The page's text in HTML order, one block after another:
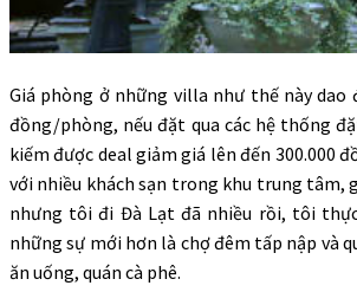
Giá phòng ở những villa như thế này dao
đồng/phòng, nếu đặt qua các hệ thống
kiếm được deal giảm giá lên đến 300.000
với nhiều khách sạn trong khu trung tâm,
nhưng tôi đi Đà Lạt đã nhiều rồi, tôi
những sự mới hơn là chợ đêm tấp nập và
ăn uống, quán cà phê.